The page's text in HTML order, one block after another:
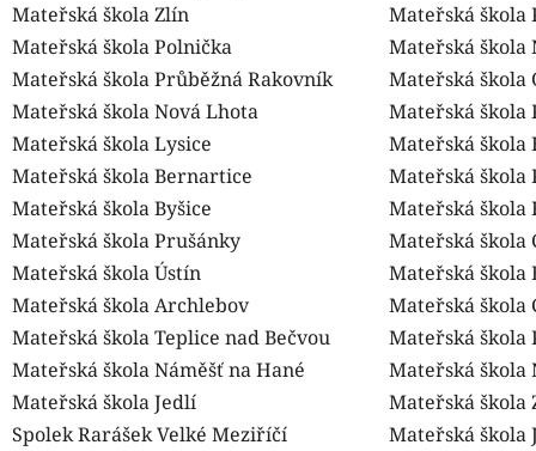
Mateřská škola Zlín
Mateřská škola
Mateřská škola Polnička
Mateřská škola
Mateřská škola Průběžná Rakovník
Mateřská škola
Mateřská škola Nová Lhota
Mateřská škola
Mateřská škola Lysice
Mateřská škola
Mateřská škola Bernartice
Mateřská škola
Mateřská škola Byšice
Mateřská škola
Mateřská škola Prušánky
Mateřská škola
Mateřská škola Ústín
Mateřská škola
Mateřská škola Archlebov
Mateřská škola
Mateřská škola Teplice nad Bečvou
Mateřská škola
Mateřská škola Náměšť na Hané
Mateřská škola
Mateřská škola Jedlí
Mateřská škola
Spolek Rarášek Velké Meziříčí
Mateřská